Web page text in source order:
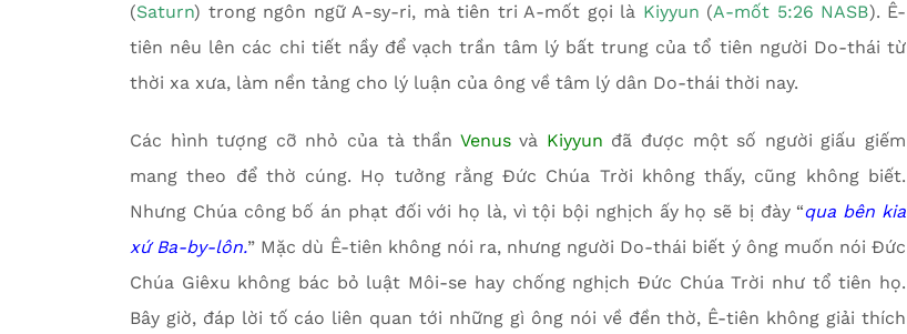
(Saturn) trong ngôn ngữ A-sy-ri, mà tiên tri A-mốt gọi là Kiyyun (A-mốt 5:26 NASB). Ê-
tiên nêu lên các chi tiết nầy để vạch trần tâm lý bất trung của tổ tiên người Do-thái từ
thời xa xưa, làm nền tảng cho lý luận của ông về tâm lý dân Do-thái thời nay.
Các hình tượng cỡ nhỏ của tà thần Venusvà Kiyyun đã được một số người giấu giếm
mang theo để thờ cúng. Họ tưởng rằng Đức Chúa Trời không thấy, cũng không biết.
Nhưng Chúa công bố án phạt đối với họ là, vì tội bội nghịch ấy họ sẽ bị đày “qua bên kia
xứ Ba-by-lôn.” Mặc dù Ê-tiên không nói ra, nhưng người Do-thái biết ý ông muốn nói Đức
Chúa Giêxu không bác bỏ luật Môi-se hay chống nghịch Đức Chúa Trời như tổ tiên họ.
Bây giờ, đáp lời tố cáo liên quan tới những gì ông nói về đền thờ, Ê-tiên không giải thích